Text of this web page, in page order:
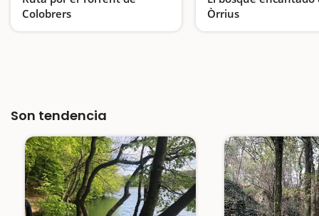
Colobrers
Descubrimos el parque fluvial del río Ripoll
Òrrius
Son tendencia